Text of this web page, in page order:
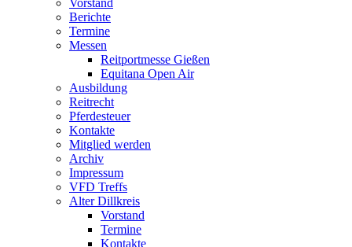
Vorstand
Berichte
Termine
Messen
Reitportmesse Gießen
Equitana Open Air
Ausbildung
Reitrecht
Pferdesteuer
Kontakte
Mitglied werden
Archiv
Impressum
VFD Treffs
Alter Dillkreis
Vorstand
Termine
Kontakte